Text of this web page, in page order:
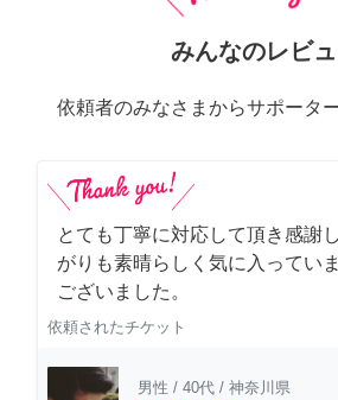
みんなのレビ
依頼者のみなさまからサポータ
とても丁寧に対応して頂き感謝
がりも素晴らしく気に入ってい
ございました。
依頼されたチケット
男性 / 40代 / 神奈川県